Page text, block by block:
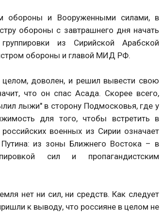
обороны и Вооруженными силами, в
обороны с завтрашнего дня начать
из Сирийской Арабской
обороны и главой МИД РФ.
целом, доволен, и решил вывести свою
что он спас Асада. Скорее всего,
лыжи" в сторону Подмосковья, где у
для того, чтобы встретить в
военных из Сирии означает
Путина: из зоны Ближнего Востока – в
сил и пропагандистским
нет ни сил, ни средств. Как следует
к выводу, что россияне в целом не